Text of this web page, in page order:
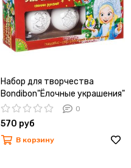
Набор для творчества
Bondibon"Ёлочные украшения"
с 3-мя фигурными
украшениями, красками и
кисточкой
0
570 руб
В корзину